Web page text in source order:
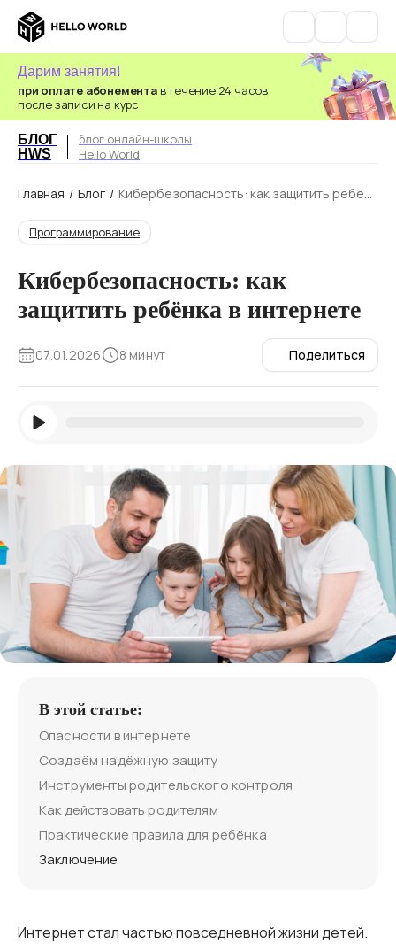
при оплате абонементав течение 24 часов
после записи на курс
Дарим занятия!
БЛОГ
HWS
блог онлайн-школы
Hello World
Главная / Блог / Кибербезопасность: как защитить ребёнк
Программирование
Кибербезопасность: как
защитить ребёнка в интернете
07.01.2026 8 минут Поделиться
В этой статье:
Опасности в интернете
Создаём надёжную защиту
Инструменты родительского контроля
Как действовать родителям
Практические правила для ребёнка
Заключение
Интернет стал частью повседневной жизни детей.